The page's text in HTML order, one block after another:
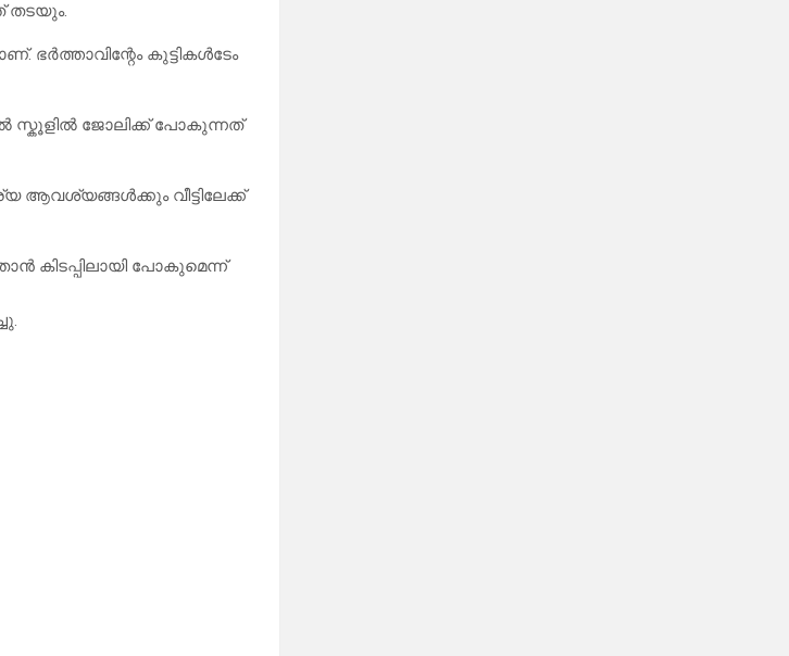
തടയും.
കുട്ടികൾടേം
സ്കൂളിൽ ജോലിക്ക് പോകുന്നത്
ആവശ്യങ്ങൾക്കും വീട്ടിലേക്ക്
കിടപ്പിലായി പോകുമെന്ന്